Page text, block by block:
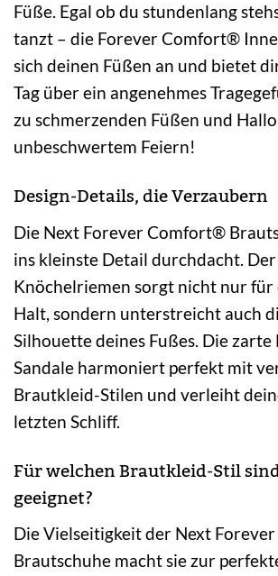
Füße. Egal ob du stundenlang
tanzt – die Forever Comfort®
sich deinen Füßen an und bietet
Tag über ein angenehmes
zu schmerzenden Füßen und
unbeschwertem Feiern!
Design-Details, die Verzaubern
Die Next Forever Comfort®
ins kleinste Detail durchdacht.
Knöchelriemen sorgt nicht nur für
Halt, sondern unterstreicht auch
Silhouette deines Fußes. Die zarte
Sandale harmoniert perfekt mit
Brautkleid-Stilen und verleiht
letzten Schliff.
Für welchen Brautkleid-Stil
geeignet?
Die Vielseitigkeit der Next
Brautschuhe macht sie zur